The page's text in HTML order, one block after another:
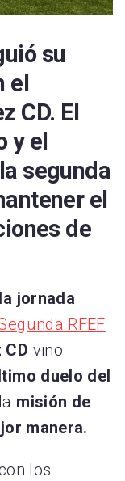
su
el
CD. El
y el
segunda
el
de
jornada
RFEF
CD vino
duelo del
misión de
manera.
los